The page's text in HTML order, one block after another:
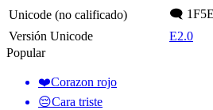
Unicode (no calificado)
🗨
Versión Unicode
E2.0
Popular
❤️Corazon rojo
😔Cara triste